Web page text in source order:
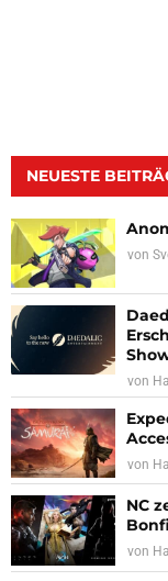
NEUESTE
von
von
von
NC
von